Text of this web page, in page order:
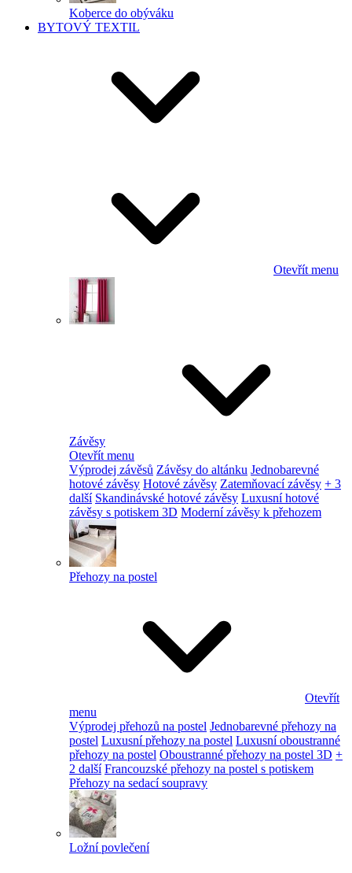
Koberce do obýváku
BYTOVÝ TEXTIL
Otevřít menu
Závěsy
Otevřít menu
Výprodej závěsů Závěsy do altánku Jednobarevné
hotové závěsy Hotové závěsy Zatemňovací závěsy + 3
další Skandinávské hotové závěsy Luxusní hotové
závěsy s potiskem 3D Moderní závěsy k přehozem
Přehozy na postel
Otevřít
menu
Výprodej přehozů na postel Jednobarevné přehozy na
postel Luxusní přehozy na postel Luxusní oboustranné
přehozy na postel Oboustranné přehozy na postel 3D +
2 další Francouzské přehozy na postel s potiskem
Přehozy na sedací soupravy
Ložní povlečení